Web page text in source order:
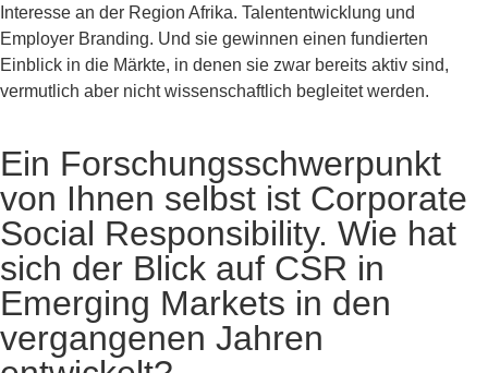
Interesse an der Region Afrika. Talententwicklung und
Employer Branding. Und sie gewinnen einen fundierten
Einblick in die Märkte, in denen sie zwar bereits aktiv sind,
vermutlich aber nicht wissenschaftlich begleitet werden.
Ein Forschungsschwerpunkt
von Ihnen selbst ist Corporate
Social Responsibility. Wie hat
sich der Blick auf CSR in
Emerging Markets in den
vergangenen Jahren